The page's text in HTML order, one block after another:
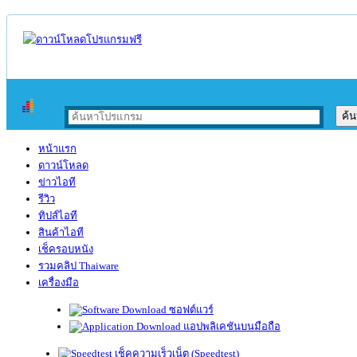
หน้าแรก
ดาวน์โหลด
ข่าวไอที
รีวิว
ทิปส์ไอที
สินค้าไอที
เช็ครอบหนัง
รวมคลิป Thaiware
เครื่องมือ
ซอฟต์แวร์
แอปพลิเคชันบนมือถือ
เช็คความเร็วเน็ต (Speedtest)